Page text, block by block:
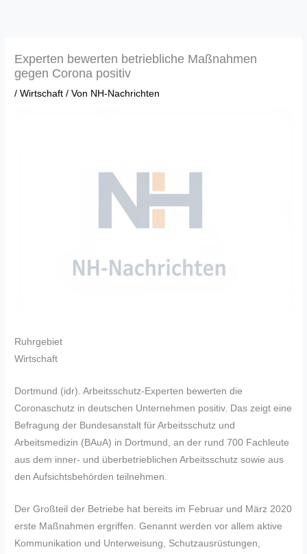
Experten bewerten betriebliche Maßnahmen
gegen Corona positiv
/Wirtschaft / Von NH-Nachrichten
Ruhrgebiet
Wirtschaft
Dortmund (idr). Arbeitsschutz-Experten bewerten die
Coronaschutz in deutschen Unternehmen positiv. Das zeigt eine
Befragung der Bundesanstalt für Arbeitsschutz und
Arbeitsmedizin (BAuA) in Dortmund, an der rund 700 Fachleute
aus dem inner- und überbetrieblichen Arbeitsschutz sowie aus
den Aufsichtsbehörden teilnehmen.
Der Großteil der Betriebe hat bereits im Februar und März 2020
erste Maßnahmen ergriffen. Genannt werden vor allem aktive
Kommunikation und Unterweisung, Schutzausrüstungen,